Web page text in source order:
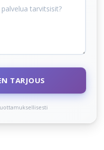
TARJOUS